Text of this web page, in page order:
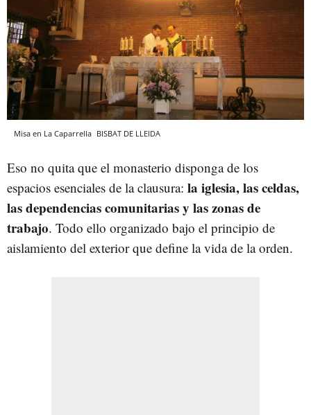
Misa en La Caparrella BISBAT DE LLEIDA
Eso no quita que el monasterio disponga de los
espacios esenciales de la clausura: la iglesia, las celdas,
las dependencias comunitarias y las zonas de
trabajo. Todo ello organizado bajo el principio de
aislamiento del exterior que define la vida de la orden.